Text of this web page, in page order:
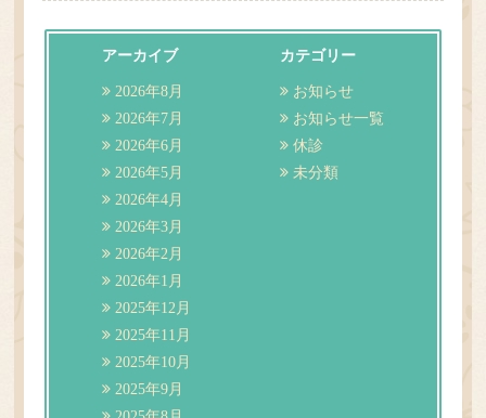
アーカイブ
2026年8月
2026年7月
2026年6月
2026年5月
2026年4月
2026年3月
2026年2月
2026年1月
2025年12月
2025年11月
2025年10月
2025年9月
カテゴリー
お知らせ
お知らせ一覧
休診
未分類